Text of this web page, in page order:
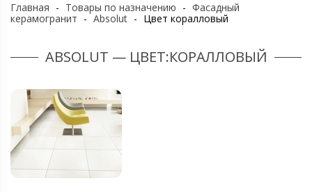
Главная - Товары по назначению - Фасадный
керамогранит - Absolut - Цвет коралловый
ABSOLUT — ЦВЕТ:КОРАЛЛОВЫЙ